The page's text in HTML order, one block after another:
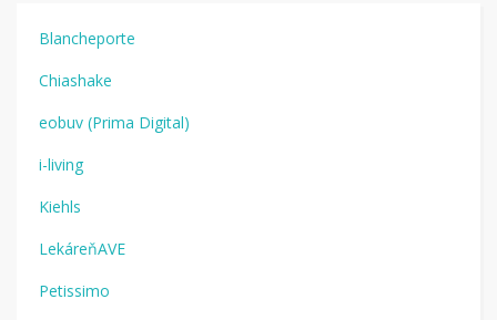
Blancheporte
Chiashake
eobuv (Prima Digital)
i-living
Kiehls
LekáreňAVE
Petissimo